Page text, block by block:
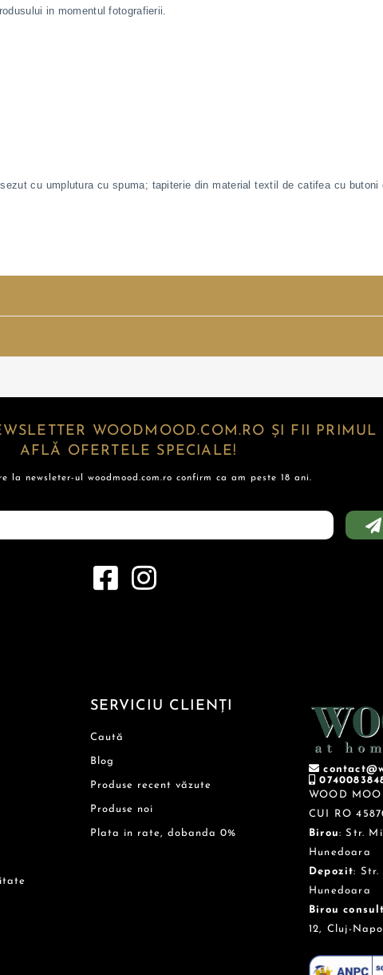
in momentul fotografierii.
cu umplutura cu spuma; tapiterie din material textil de catifea cu
WOODMOOD.COM.RO ȘI FII PRIMUL
AFLĂ OFERTELE SPECIALE!
la newsleter-ul woodmood.com.ro confirm ca am peste 18 ani.
SERVICIU CLIENȚI
Caută
Blog
Produse recent văzute
Produse noi
Plata in rate, dobanda 0%
WOOD
CUI RO
Birou: Str.
Hunedoara
Depozit: Str.
Hunedoara
Birou
12, Cluj-